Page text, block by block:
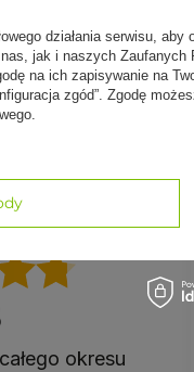
GRIP2
okresu
działania serwisu,
jak i naszych
na ich zapisywanie na
zgód”. Zgodę